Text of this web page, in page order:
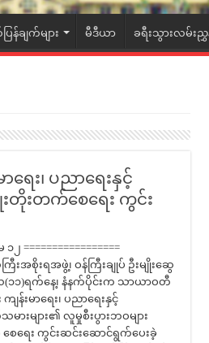
ချက်များ မီဒီယာ ခရီးသွားလမ်းညွှ
ရေး၊ ပညာရေးနှင့်
တိုးတက်စေရေး ကွင်း
၂ =================
းအစိုးရအဖွဲ့၊ ဝန်ကြီးချုပ် ဦးမျိုးဆွေ
၁၁)ရက်နေ့၊ နံနက်ပိုင်းက သာယာဝတီ
န်းမာရေး၊ ပညာရေးနှင့်
းများ၏ လူမှုစီးပွားဘဝများ
ေရေး ကွင်းဆင်းဆောင်ရွက်ပေးခဲ့